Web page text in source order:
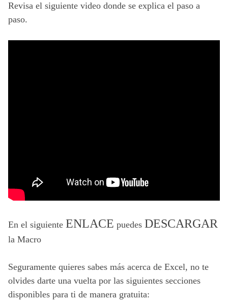
Revisa el siguiente video donde se explica el paso a
paso.
En el siguiente ENLACE puedes DESCARGAR
la Macro
Seguramente quieres sabes más acerca de Excel, no te
olvides darte una vuelta por las siguientes secciones
disponibles para ti de manera gratuita: